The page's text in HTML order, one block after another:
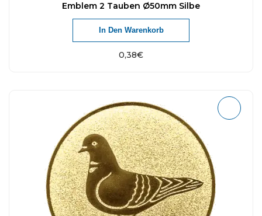
Emblem 2 Tauben Ø50mm Silbe
0,38€
In Den Warenkorb